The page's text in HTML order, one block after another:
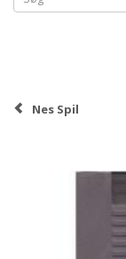
Nes Spil